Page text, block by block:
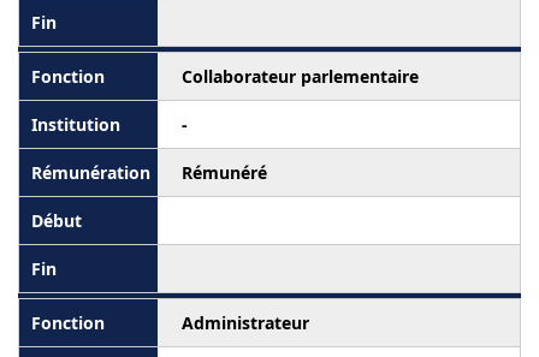
Collaborateur parlementaire
-
Rémunéré
Administrateur